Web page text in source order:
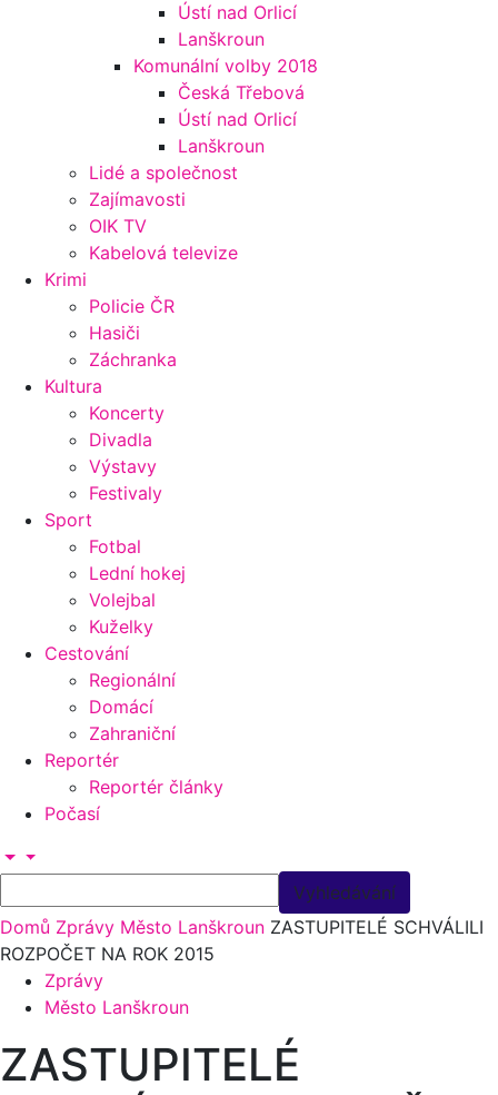
Ústí nad Orlicí
Lanškroun
Komunální volby 2018
Česká Třebová
Ústí nad Orlicí
Lanškroun
Lidé a společnost
Zajímavosti
OIK TV
Kabelová televize
Krimi
Policie ČR
Hasiči
Záchranka
Kultura
Koncerty
Divadla
Výstavy
Festivaly
Sport
Fotbal
Lední hokej
Volejbal
Kuželky
Cestování
Regionální
Domácí
Zahraniční
Reportér
Reportér články
Počasí
Domů Zprávy Město Lanškroun ZASTUPITELÉ SCHVÁLILI
ROZPOČET NA ROK 2015
Zprávy
Město Lanškroun
ZASTUPITELÉ